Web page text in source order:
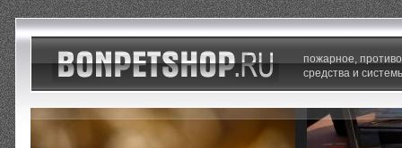
пожарное,
средства и